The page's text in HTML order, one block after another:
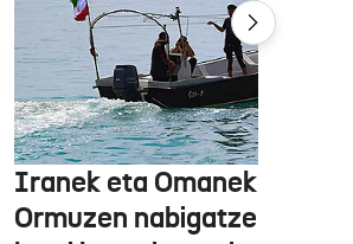
Iranek eta Omanek
Ormuzen nabigatzeko bide